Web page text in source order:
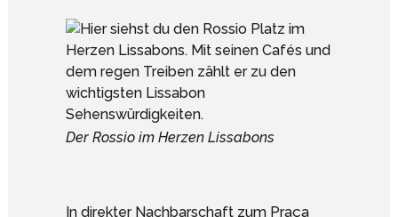
Der Rossio im Herzen Lissabons
In direkter Nachbarschaft zum Praça